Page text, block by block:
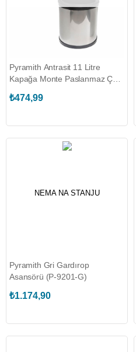
Pyramith Antrasit 11 Litre
Kapağa Monte Paslanmaz Çöp
₺474,99
NEMA NA STANJU
Pyramith Gri Gardırop
Asansörü (P-9201-G)
₺1.174,90